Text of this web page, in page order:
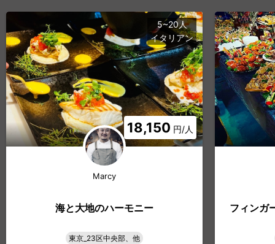
18,150 円/人
5~20人
イタリアン
Marcy
海と大地のハーモニー
東京_23区中央部、他
フィンガ